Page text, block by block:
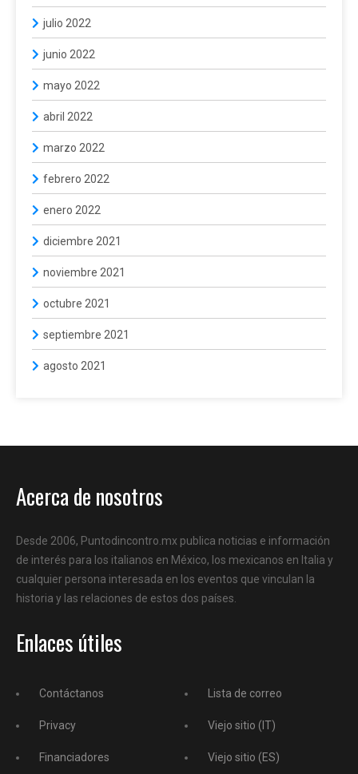
julio 2022
junio 2022
mayo 2022
abril 2022
marzo 2022
febrero 2022
enero 2022
diciembre 2021
noviembre 2021
octubre 2021
septiembre 2021
agosto 2021
Acerca de nosotros
Desde 2006, Puntodincontro.mx publica noticias e información
de interés para los italianos en México, los mexicanos en Italia y
cualquier persona interesada en los eventos que vinculan la
historia y las relaciones de estos dos países.
Enlaces útiles
Contáctanos
Privacy
Financiadores
Lista de correo
Viejo sitio (IT)
Viejo sitio (ES)